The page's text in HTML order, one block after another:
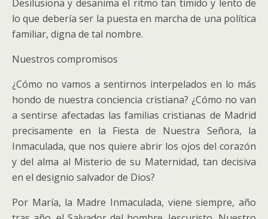
Desilusiona y desanima el ritmo tan tímido y lento de
lo que debería ser la puesta en marcha de una política
familiar, digna de tal nombre.
Nuestros compromisos
¿Cómo no vamos a sentirnos interpelados en lo más
hondo de nuestra conciencia cristiana? ¿Cómo no van
a sentirse afectadas las familias cristianas de Madrid
precisamente en la Fiesta de Nuestra Señora, la
Inmaculada, que nos quiere abrir los ojos del corazón
y del alma al Misterio de su Maternidad, tan decisiva
en el designio salvador de Dios?
Por María, la Madre Inmaculada, viene siempre, año